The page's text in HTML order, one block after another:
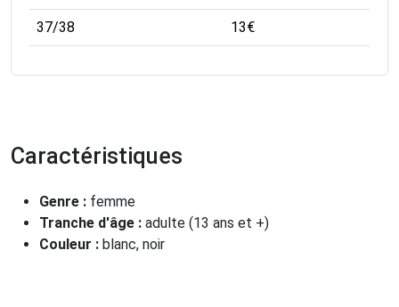
37/38 13€
Caractéristiques
Genre : femme
Tranche d'âge : adulte (13 ans et +)
Couleur : blanc, noir